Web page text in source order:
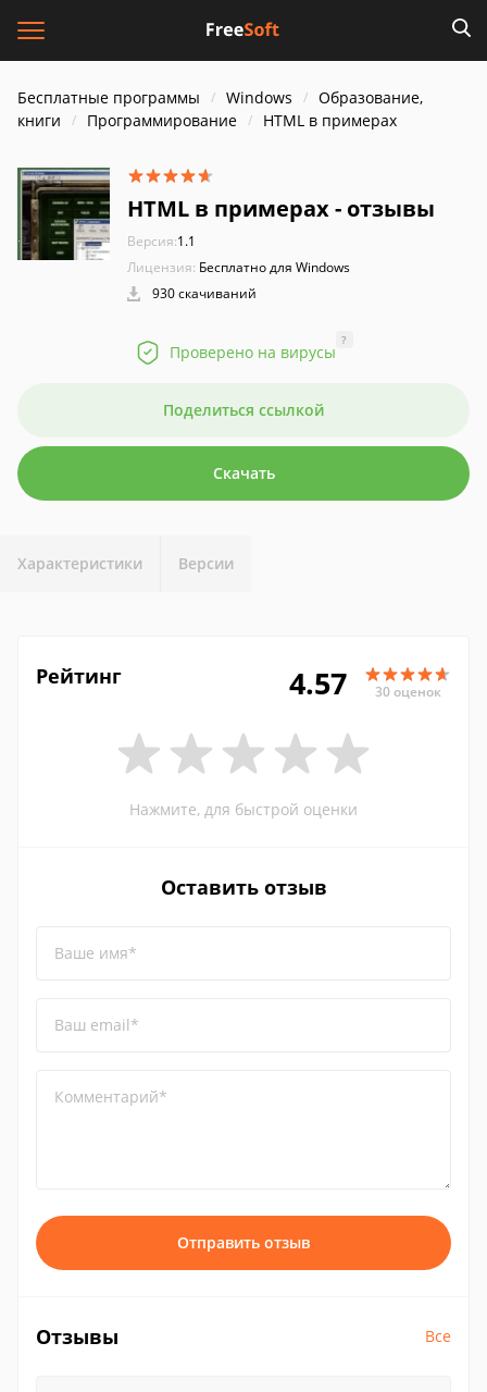
Бесплатные программы Windows
Образование,
книги
Программирование HTML в примерах
HTML в примерах - отзывы
Версия:1.1
Лицензия: Бесплатно для Windows
930 скачиваний
Проверено на вирусы
?
Поделиться ссылкой
Скачать
Характеристики Версии
Рейтинг 4.57 30 оценок
Нажмите, для быстрой оценки
Оставить отзыв
Ваше имя*
Ваш email*
Комментарий*
Отправить отзыв
Отзывы Все